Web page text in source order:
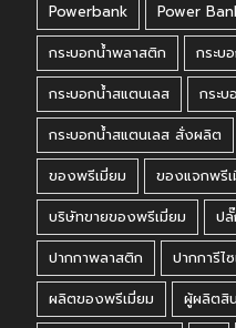
Powerbank Power
กระบอกน้ำพลาสติก
กระบ
กระบอกน้ำสแตนเลส
กระ
กระบอกน้ำสแตนเลส สั่งผลิต
ของพรีเมี่ยม
ของแจกพรี
บริษัทขายของพรีเมี่ยม
ป
ปากกาพลาสติก
ปากการีไ
ผลิตของพรีเมี่ยม
ผู้ผลิตสิ